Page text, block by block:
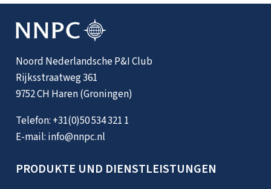
Noord Nederlandsche P&I Club
Rijksstraatweg 361
9752 CH Haren (Groningen)
Telefon: +31(0)50 534 321 1
E-mail: info@nnpc.nl
PRODUKTE UND DIENSTLEISTUNGEN